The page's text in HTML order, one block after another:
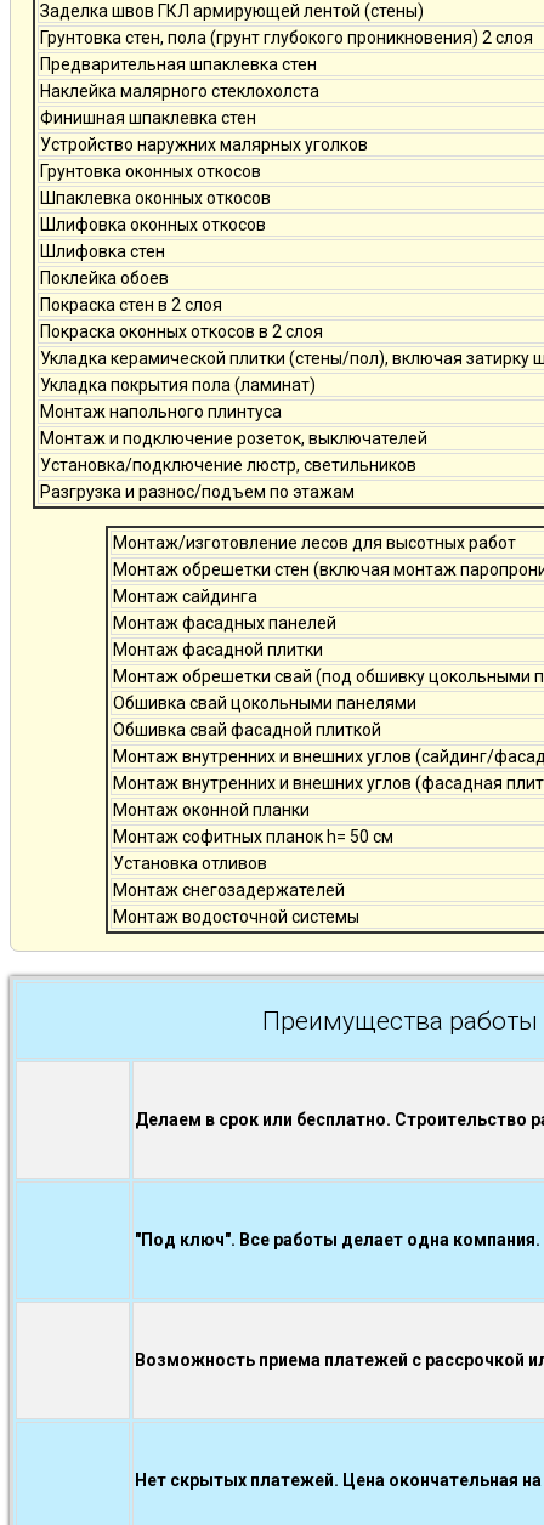
Заделка швов ГКЛ армирующей лентой (стены)
Грунтовка стен, пола (грунт глубокого проникновения) 2 слоя
Предварительная шпаклевка стен
Наклейка малярного стеклохолста
Финишная шпаклевка стен
Устройство наружних малярных уголков
Грунтовка оконных откосов
Шпаклевка оконных откосов
Шлифовка оконных откосов
Шлифовка стен
Поклейка обоев
Покраска стен в 2 слоя
Покраска оконных откосов в 2 слоя
Укладка керамической плитки (стены/пол), включая затирку
Укладка покрытия пола (ламинат)
Монтаж напольного плинтуса
Монтаж и подключение розеток, выключателей
Установка/подключение люстр, светильников
Разгрузка и разнос/подъем по этажам
Монтаж/изготовление лесов для высотных работ
Монтаж обрешетки стен (включая монтаж
Монтаж сайдинга
Монтаж фасадных панелей
Монтаж фасадной плитки
Монтаж обрешетки свай (под обшивку цокольными
Обшивка свай цокольными панелями
Обшивка свай фасадной плиткой
Монтаж внутренних и внешних углов (сайдинг/
Монтаж внутренних и внешних углов (фасадная
Монтаж оконной планки
Монтаж софитных планок h= 50 см
Установка отливов
Монтаж снегозадержателей
Монтаж водосточной системы
Преимущества
Делаем в срок или бесплатно. Строительство
"Под ключ". Все работы делает одна компания.
Возможность приема платежей с рассрочкой
Нет скрытых платежей. Цена окончательная